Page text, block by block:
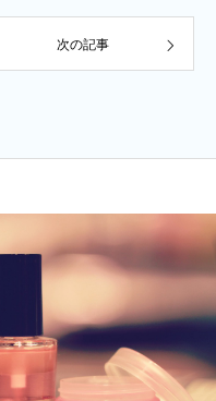
次の記事